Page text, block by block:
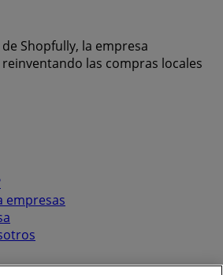
Shopfully, la empresa
las compras locales
empresas